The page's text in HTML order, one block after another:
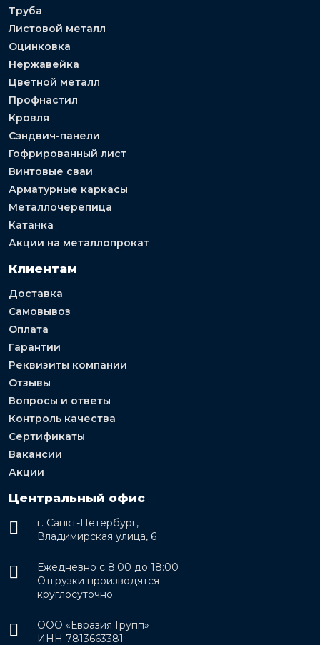
Труба
Листовой металл
Оцинковка
Нержавейка
Цветной металл
Профнастил
Кровля
Сэндвич-панели
Гофрированный лист
Винтовые сваи
Арматурные каркасы
Металлочерепица
Катанка
Акции на металлопрокат
Клиентам
Доставка
Самовывоз
Оплата
Гарантии
Реквизиты компании
Отзывы
Вопросы и ответы
Контроль качества
Сертификаты
Вакансии
Акции
Центральный офис
г. Санкт-Петербург,
Владимирская улица, 6
Ежедневно с 8:00 до 18:00
Отгрузки производятся
круглосуточно.
ООО «Евразия Групп»
ИНН 7813663381